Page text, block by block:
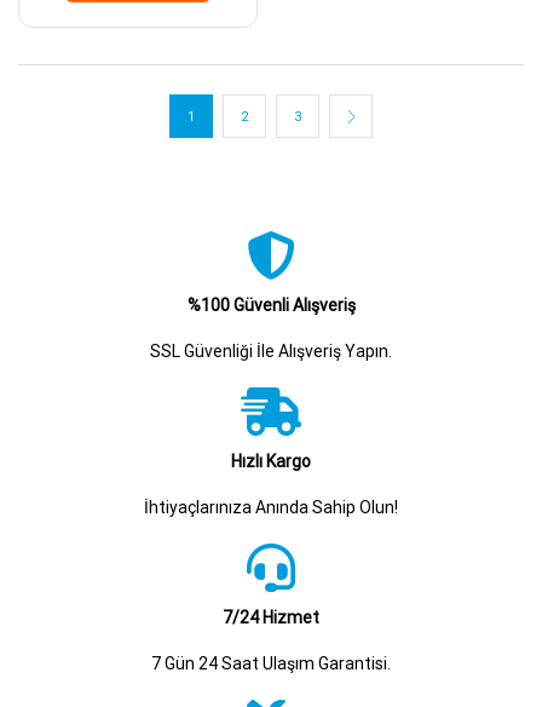
1 2 3
%100 Güvenli Alışveriş
SSL Güvenliği İle Alışveriş Yapın.
Hızlı Kargo
İhtiyaçlarınıza Anında Sahip Olun!
7/24 Hizmet
7 Gün 24 Saat Ulaşım Garantisi.